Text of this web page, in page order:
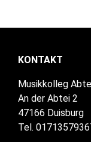
KONTAKT
Musikkolleg
An der Abtei 2
47166 Duisburg
Tel.